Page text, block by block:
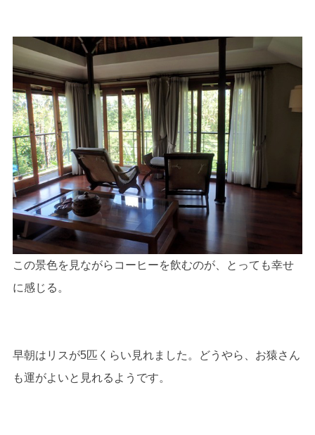
この景色を見ながらコーヒーを飲むのが、とっても幸せ
に感じる。
早朝はリスが5匹くらい見れました。どうやら、お猿さん
も運がよいと見れるようです。